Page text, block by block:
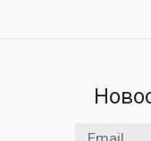
Email адрес